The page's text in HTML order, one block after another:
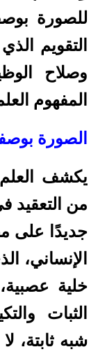
للصورة
التقويم
وصلاح
المفهوم
الصورة
يكشف
من التعقيد
جديدًا على
الإنساني،
خلية
الثبات
شبه ثابتة،